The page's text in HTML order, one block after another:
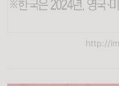
http://